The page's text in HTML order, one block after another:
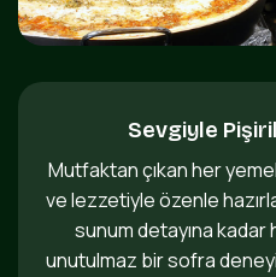
Sevgiyle
Mutfaktan çıkan her
ve lezzetiyle özenle
sunum detayına
unutulmaz bir sofra